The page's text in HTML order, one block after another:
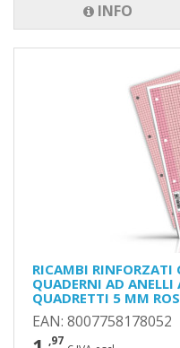
INFO
RICAMBI RINFORZATI
QUADERNI AD
QUADRETTI 5 MM
EAN: 8007758178052
,97